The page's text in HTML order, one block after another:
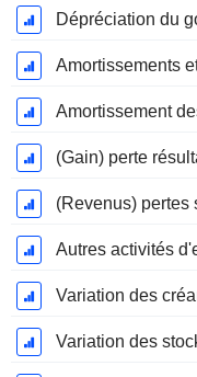
Amortissements
(Gain) perte
(Revenus) pertes
Autres activités
Variation des
Variation des